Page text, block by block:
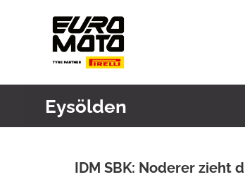
Eysölden
IDM SBK: Noderer zieht